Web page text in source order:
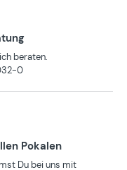
beraten.
0
Pokalen
Du bei uns mit